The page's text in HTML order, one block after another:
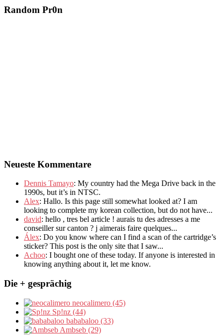
Random Pr0n
Neueste Kommentare
Dennis Tamayo: My country had the Mega Drive back in the
1990s, but it’s in NTSC.
Alex: Hallo. Is this page still somewhat looked at? I am
looking to complete my korean collection, but do not have...
david: hello , tres bel article ! aurais tu des adresses a me
conseiller sur canton ? j aimerais faire quelques...
Álex: Do you know where can I find a scan of the cartridge’s
sticker? This post is the only site that I saw...
Achoo: I bought one of these today. If anyone is interested in
knowing anything about it, let me know.
Die + gesprächig
neocalimero (45)
Sp!nz (44)
bababaloo (33)
Ambseb (29)